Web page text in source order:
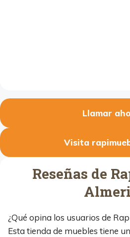
Llamar
Visita
Reseñas de
¿Qué opina los usuarios de
Esta tienda de muebles tiene